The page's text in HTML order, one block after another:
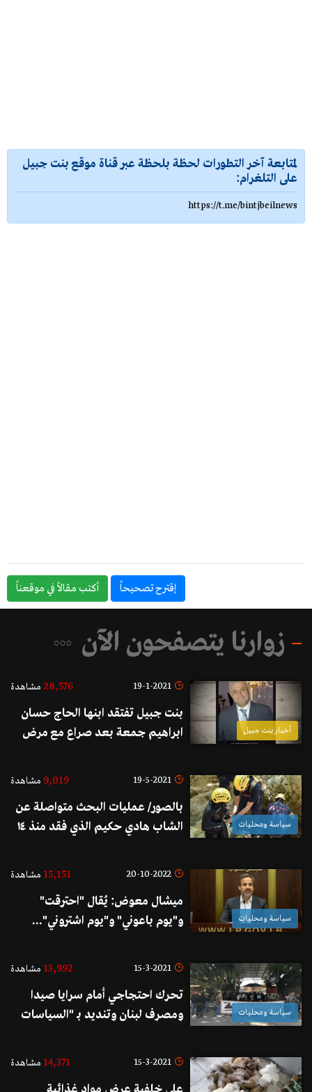
لمتابعة آخر التطورات لحظة بلحظة عبر قناة موقع بنت جبيل
على التلغرام:
https://t.me/bintjbeilnews
إقترح تصحيحاً أكتب مقالاً في موقعناً
زوارنا يتصفحون الآن
أخبار بنت جبيل
19-1-2021
28,576 مشاهدة
بنت جبيل تفتقد ابنها الحاج حسان
ابراهيم جمعة بعد صراع مع مرض
سياسة ومحليات
19-5-2021
9,019 مشاهدة
بالصور/ عمليات البحث متواصلة عن
الشاب هادي حكيم الذي فقد منذ ١٤
بيت شلالا في قضاء البترون
سياسة ومحليات
20-10-2022
15,151 مشاهدة
ميشال معوض: يُقال "احترقت"
و"يوم باعوني" و"يوم اشتروني"...
الموجود أمام النواب واللبنانيين
سياسة ومحليات
15-3-2021
13,992 مشاهدة
تحرك احتجاجي أمام سرايا صيدا
ومصرف لبنان وتنديد بـ "السياسات
الى الانهيار"
15-3-2021
14,371 مشاهدة